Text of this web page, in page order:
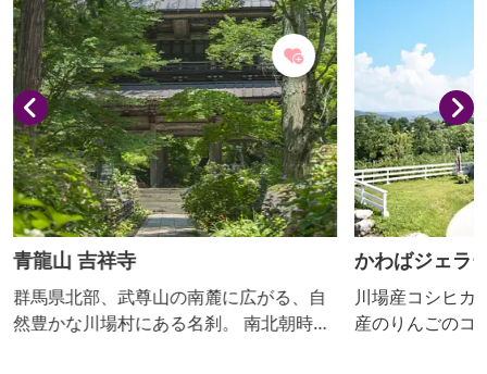
青龍山 吉祥寺
群馬県北部、武尊山の南麓に広がる、自
然豊かな川場村にある名刹。 南北朝時代
かわばジェラ
川場産コシヒカ
産のりんごのコ